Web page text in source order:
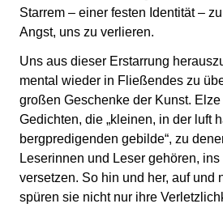
Starrem – einer festen Identität –
Angst, uns zu verlieren.
Uns aus dieser Erstarrung
mental wieder in Fließendes zu
großen Geschenke der Kunst.
Gedichten, die „kleinen, in der luft
bergpredigenden gebilde“, zu
Leserinnen und Leser gehören,
versetzen. So hin und her, auf und
spüren sie nicht nur ihre